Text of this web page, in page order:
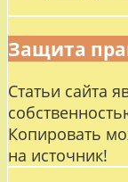
Защита
Статьи сайта
Копировать
на источник!